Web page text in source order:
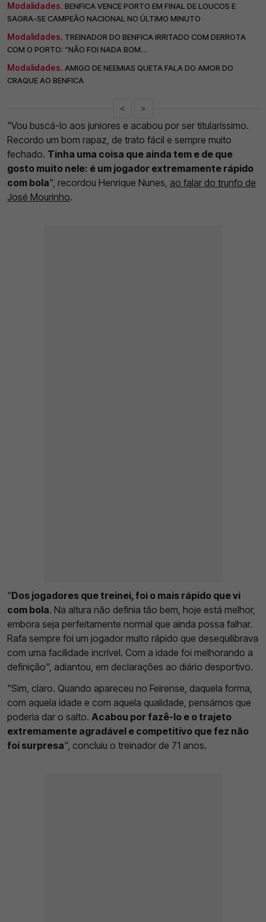
Modalidades. BENFICA VENCE PORTO EM FINAL DE LOUCOS E
SAGRA-SE CAMPEÃO NACIONAL NO ÚLTIMO MINUTO
Modalidades. TREINADOR DO BENFICA IRRITADO COM DERROTA
COM O PORTO: “NÃO FOI NADA BOM…
Modalidades. AMIGO DE NEEMIAS QUETA FALA DO AMOR DO
CRAQUE AO BENFICA
< >
"Vou buscá-lo aos juniores e acabou por ser titularíssimo.
Recordo um bom rapaz, de trato fácil e sempre muito
fechado. Tinha uma coisa que ainda tem e de que
gosto muito nele: é um jogador extremamente rápido
com bola", recordou Henrique Nunes, ao falar do trunfo de
José Mourinho.
"Dos jogadores que treinei, foi o mais rápido que vi
com bola. Na altura não definia tão bem, hoje está melhor,
embora seja perfeitamente normal que ainda possa falhar.
Rafa sempre foi um jogador muito rápido que desequilibrava
com uma facilidade incrível. Com a idade foi melhorando a
definição", adiantou, em declarações ao diário desportivo.
"Sim, claro. Quando apareceu no Feirense, daquela forma,
com aquela idade e com aquela qualidade, pensámos que
poderia dar o salto. Acabou por fazê-lo e o trajeto
extremamente agradável e competitivo que fez não
foi surpresa", concluiu o treinador de 71 anos.